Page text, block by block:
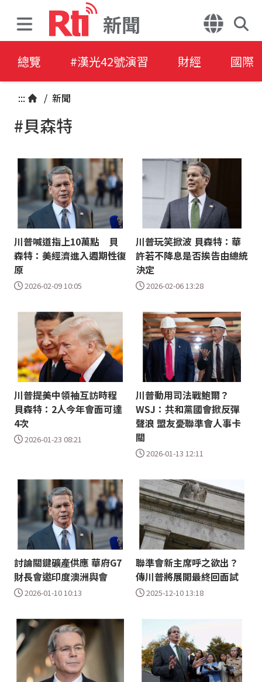
新聞
總覽 #漢光42號演習 財經 國際
::: / 新聞
#貝森特
川普喊道指上10萬點 貝
森特：美經濟進入週期性復
原
2026-02-09 10:05
川普玩笑掀波 貝森特：華
許若不降息是否挨告由總統
決定
2026-02-06 13:28
川普提美中領袖互訪時程
貝森特：2人今年會面可達
4次
2026-01-23 08:21
川普動用司法戰鮑爾？
WSJ：共和黨國會掀反彈
聲浪 盟友憂聯準會人事卡
關
2026-01-13 12:11
討論關鍵礦產供應 華府G7
財長會邀印度澳洲與會
2026-01-10 10:13
聯準會新主席呼之欲出？
傳川普將展開最終回面試
2025-12-10 13:18